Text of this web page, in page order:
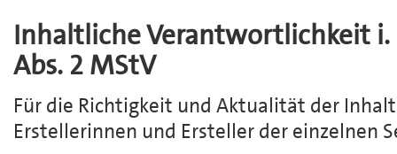
Inhaltliche Verantwortlichkeit i.
Abs. 2 MStV
Für die Richtigkeit und Aktualität der
Erstellerinnen und Ersteller der einzelnen